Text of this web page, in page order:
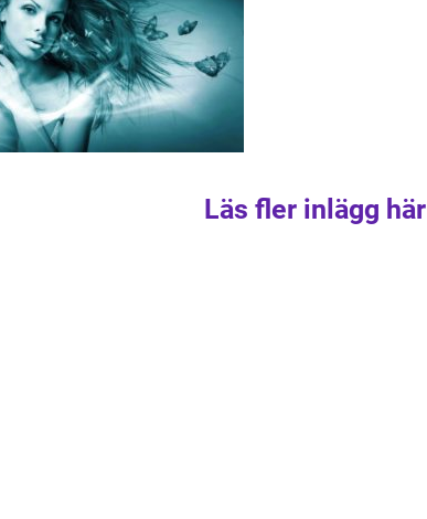
Läs fler inlägg här